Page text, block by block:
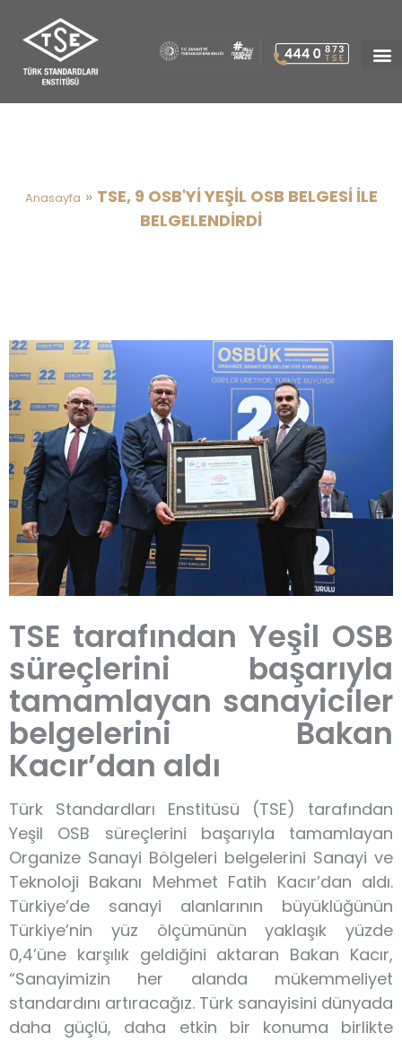
Anasayfa » TSE, 9 OSB'Yİ YEŞİL OSB BELGESİ İLE
BELGELENDİRDİ
TSE tarafından Yeşil OSB
süreçlerini başarıyla
tamamlayan sanayiciler
belgelerini Bakan
Kacır’dan aldı
Türk Standardları Enstitüsü (TSE) tarafından
Yeşil OSB süreçlerini başarıyla tamamlayan
Organize Sanayi Bölgeleri belgelerini Sanayi ve
Teknoloji Bakanı Mehmet Fatih Kacır’dan aldı.
Türkiye’de sanayi alanlarının büyüklüğünün
Türkiye’nin yüz ölçümünün yaklaşık yüzde
0,4’üne karşılık geldiğini aktaran Bakan Kacır,
“Sanayimizin her alanda mükemmeliyet
standardını artıracağız. Türk sanayisini dünyada
daha güçlü, daha etkin bir konuma birlikte